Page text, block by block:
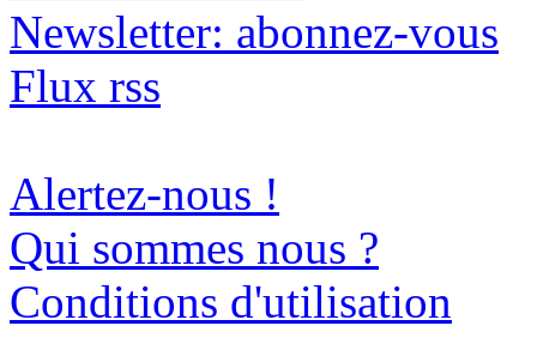
Newsletter: abonnez-vous
Flux rss
Alertez-nous !
Qui sommes nous ?
Conditions d'utilisation